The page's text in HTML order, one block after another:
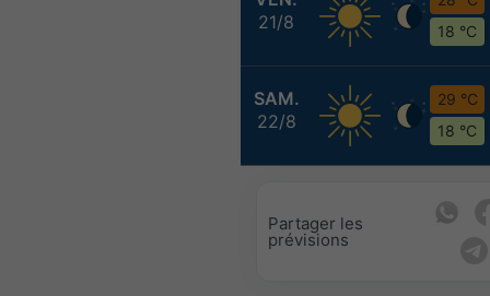
21/8
18 °C
SAM.
22/8
29 °C
18 °C
Partager les
prévisions